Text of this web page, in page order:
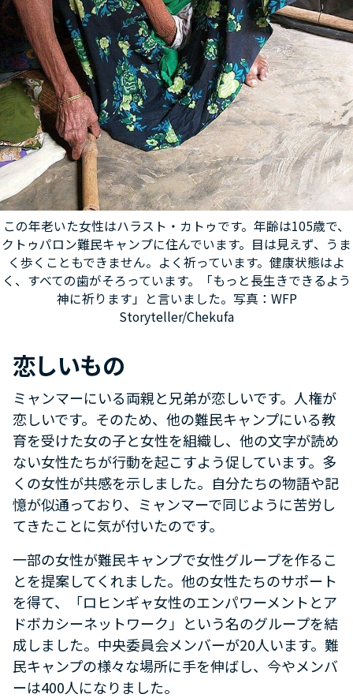
この年老いた女性はハラスト・カトゥです。年齢は105歳で、
クトゥパロン難民キャンプに住んでいます。目は見えず、うま
く歩くこともできません。よく祈っています。健康状態はよ
く、すべての歯がそろっています。「もっと長生きできるよう
神に祈ります」と言いました。写真：WFP
Storyteller/Chekufa
恋しいもの
ミャンマーにいる両親と兄弟が恋しいです。人権が
恋しいです。そのため、他の難民キャンプにいる教
育を受けた女の子と女性を組織し、他の文字が読め
ない女性たちが行動を起こすよう促しています。多
くの女性が共感を示しました。自分たちの物語や記
憶が似通っており、ミャンマーで同じように苦労し
てきたことに気が付いたのです。
一部の女性が難民キャンプで女性グループを作るこ
とを提案してくれました。他の女性たちのサポート
を得て、「ロヒンギャ女性のエンパワーメントとア
ドボカシーネットワーク」という名のグループを結
成しました。中央委員会メンバーが20人います。難
民キャンプの様々な場所に手を伸ばし、今やメンバ
ーは400人になりました。